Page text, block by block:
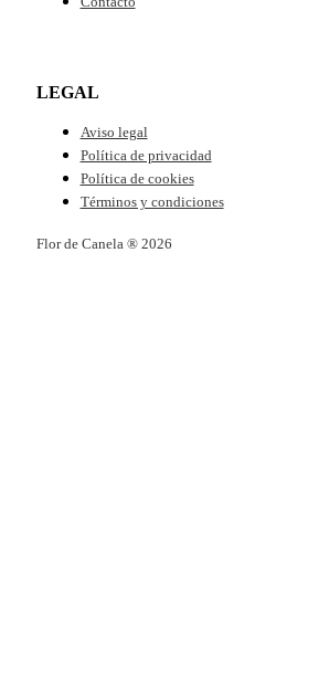
LEGAL
Aviso legal
Política de privacidad
Política de cookies
Términos y condiciones
Flor de Canela ® 2026